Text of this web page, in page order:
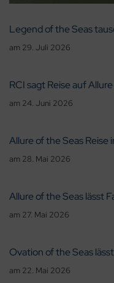
Legend of the Seas
am 29. Juli 2026
RCI sagt Reise auf
am 24. Juni 2026
Allure of the Seas
am 28. Mai 2026
Allure of the Seas lässt
am 27. Mai 2026
Ovation of the Seas
am 22. Mai 2026